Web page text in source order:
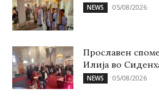
NEWS 05/08/2026
Прославен
Илија во
NEWS 05/08/2026